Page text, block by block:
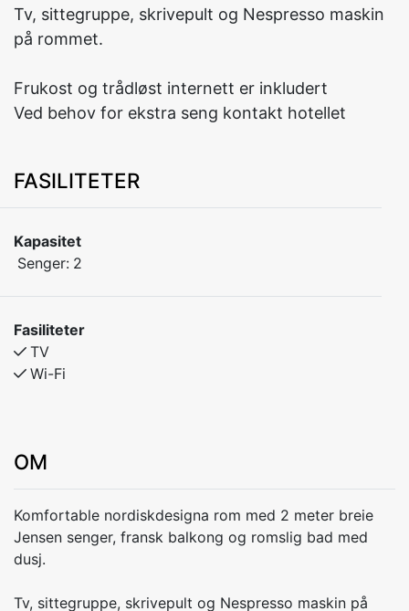
Tv, sittegruppe, skrivepult og Nespresso maskin
på rommet.
Frukost og trådløst internett er inkludert
Ved behov for ekstra seng kontakt hotellet
FASILITETER
Kapasitet
Senger: 2
Fasiliteter
TV
Wi-Fi
OM
Komfortable nordiskdesigna rom med 2 meter breie
Jensen senger, fransk balkong og romslig bad med
dusj.
Tv, sittegruppe, skrivepult og Nespresso maskin på